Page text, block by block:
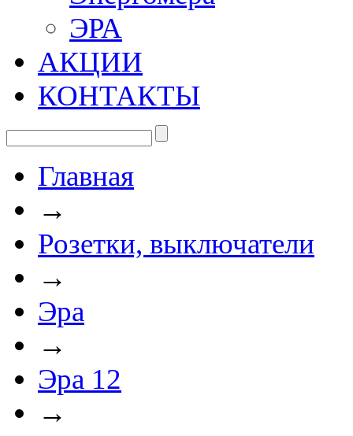
ЭРА
АКЦИИ
КОНТАКТЫ
Главная
→
Розетки, выключатели
→
Эра
→
Эра 12
→